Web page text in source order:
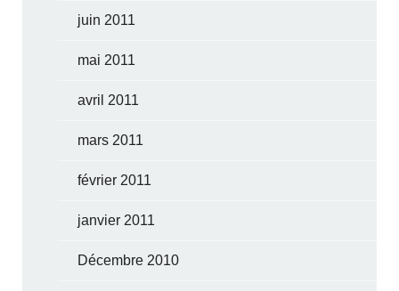
juin 2011
mai 2011
avril 2011
mars 2011
février 2011
janvier 2011
Décembre 2010